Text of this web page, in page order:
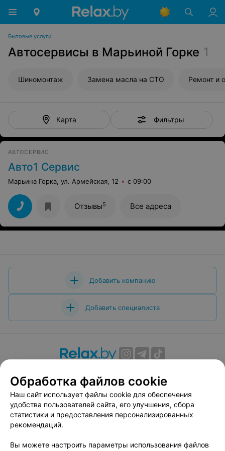
Бытовые услуги
Автосервисы в Марьиной Горке 1
Шиномонтаж Замена масла на СТО Ремонт и
Карта Фильтры
АВТОСЕРВИС
Авто1 Сервис
Марьина Горка, ул. Армейская, 12 с 09:00
Отзывы5 Все адреса
Добавить компанию
Добавить специалиста
Вакансии
Публичный договор
Способы оплаты
Публичный договор по использованию сервиса
«Афиша»
Пользовательское соглашение
Обработка файлов cookie
Наш сайт использует файлы cookie для обеспечения
удобства пользователей сайта, его улучшения, сбора
статистики и предоставления персонализированных
рекомендаций.
Вы можете настроить параметры использования файлов